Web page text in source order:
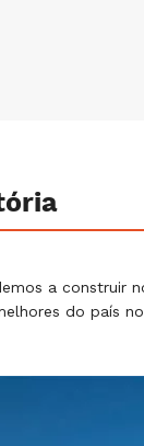
a construir
do país